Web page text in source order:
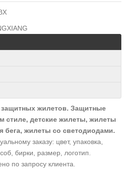
жилетов. Защитные
стиле, детские жилеты, жилеты
бега, жилеты со светодиодами.
заказу: цвет, упаковка,
бирки, размер, логотип.
по запросу клиента.